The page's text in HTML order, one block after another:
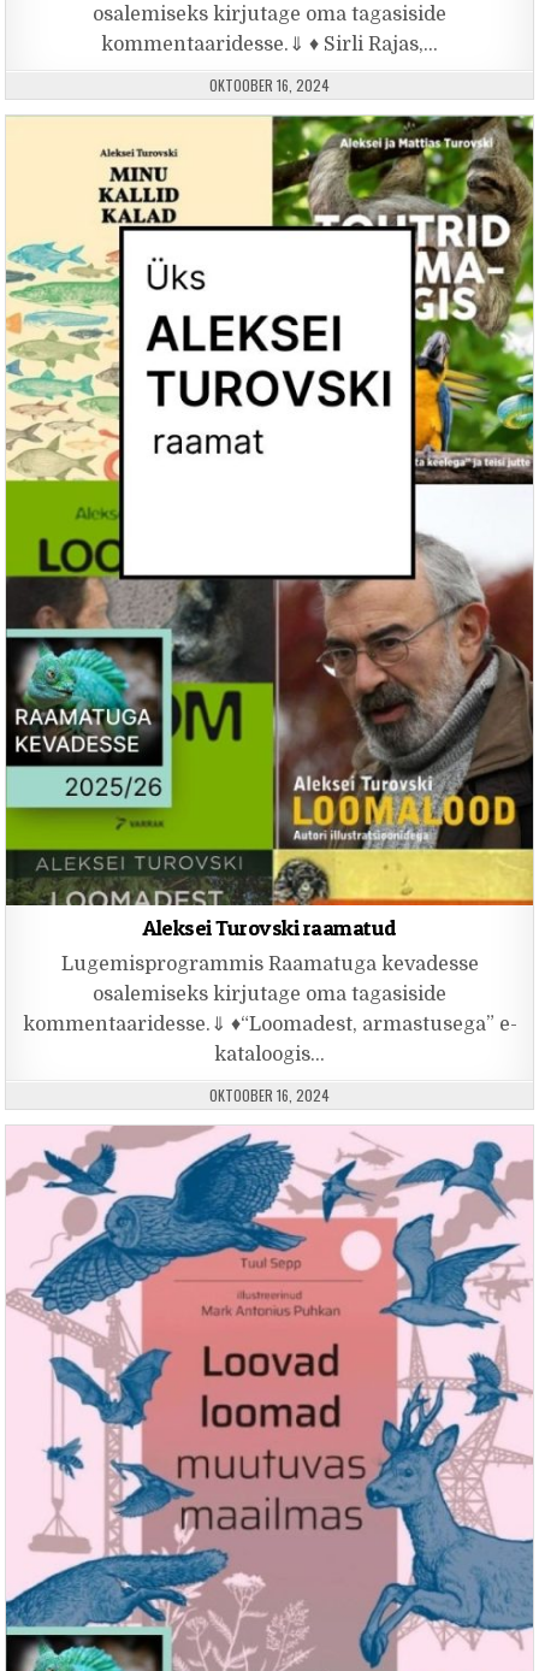
osalemiseks kirjutage oma tagasiside
kommentaaridesse.⇓ ♦ Sirli Rajas,…
PUBLISHED DATE:
OKTOOBER 16, 2024
Aleksei Turovski raamatud
Lugemisprogrammis Raamatuga kevadesse
osalemiseks kirjutage oma tagasiside
kommentaaridesse.⇓ ♦“Loomadest, armastusega” e-
kataloogis…
PUBLISHED DATE:
OKTOOBER 16, 2024